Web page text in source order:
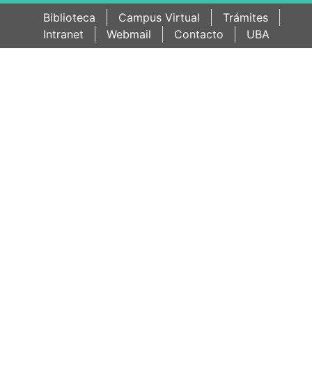
Biblioteca Campus Virtual
Trámites
Intranet
Webmail Contacto UBA